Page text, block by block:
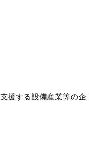
支援する設備産業等の企